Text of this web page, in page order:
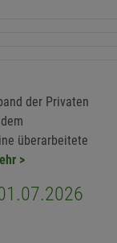
der Privaten
überarbeitete
>